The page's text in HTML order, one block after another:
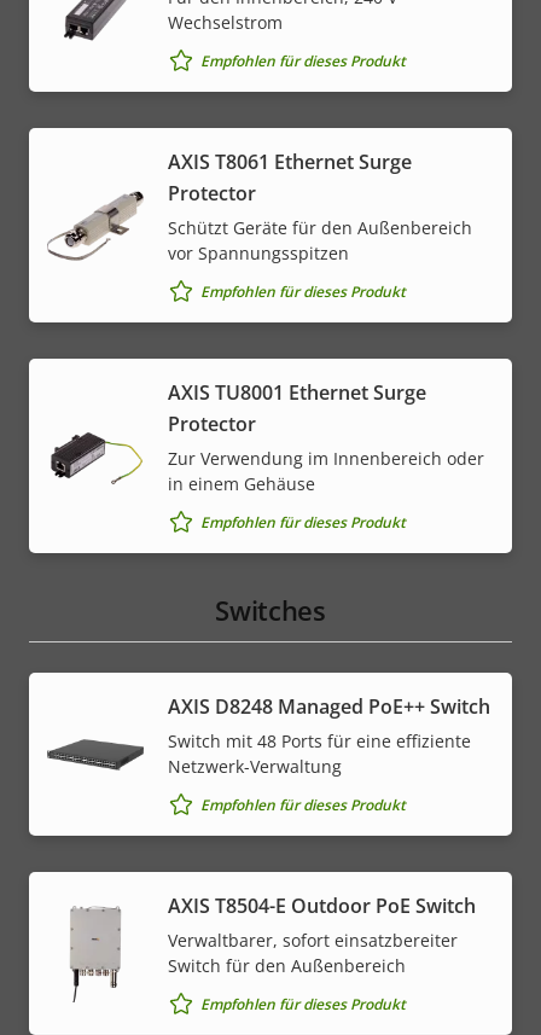
Wechselstrom
Empfohlen für dieses Produkt
AXIS T8061 Ethernet Surge
Protector
Schützt Geräte für den Außenbereich
vor Spannungsspitzen
Empfohlen für dieses Produkt
AXIS TU8001 Ethernet Surge
Protector
Zur Verwendung im Innenbereich oder
in einem Gehäuse
Empfohlen für dieses Produkt
Switches
AXIS D8248 Managed PoE++ Switch
Switch mit 48 Ports für eine effiziente
Netzwerk-Verwaltung
Empfohlen für dieses Produkt
AXIS T8504-E Outdoor PoE Switch
Verwaltbarer, sofort einsatzbereiter
Switch für den Außenbereich
Empfohlen für dieses Produkt